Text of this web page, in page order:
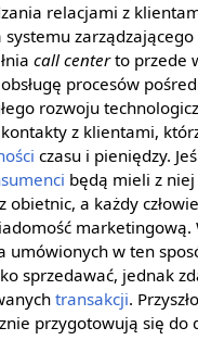
relacjami z
call centerto przede
procesów
rozwoju
z klientami,
czasu i pieniędzy.
będą mieli z
a każdy
marketingową.
w ten
sprzedawać, jednak
transakcji.
przygotowują się do